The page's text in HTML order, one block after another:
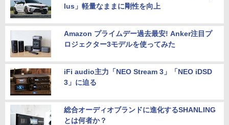
lus」軽量なままに剛性を向上
Amazon プライムデー過去最安! Anker注目プ
ロジェクター3モデルを使ってみた
iFi audio主力「NEO Stream 3」「NEO iDSD
3」に迫る
総合オーディオブランドに進化するSHANLING
とは何者か？